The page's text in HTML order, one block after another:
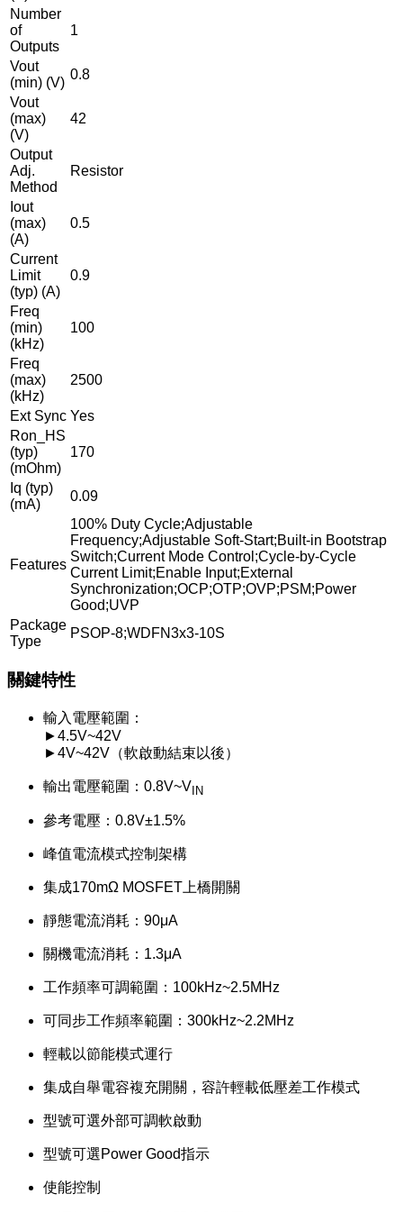
Number
of
Outputs
1
Vout
(min) (V)
0.8
Vout
(max)
(V)
42
Output
Adj.
Method
Resistor
Iout
(max)
(A)
0.5
Current
Limit
(typ) (A)
0.9
Freq
(min)
(kHz)
100
Freq
(max)
(kHz)
2500
Ext Sync Yes
Ron_HS
(typ)
(mOhm)
170
Iq (typ)
(mA)
0.09
Features
100% Duty Cycle;Adjustable
Frequency;Adjustable Soft-Start;Built-in Bootstrap
Switch;Current Mode Control;Cycle-by-Cycle
Current Limit;Enable Input;External
Synchronization;OCP;OTP;OVP;PSM;Power
Good;UVP
Package
Type
PSOP-8;WDFN3x3-10S
關鍵特性
輸入電壓範圍：
►4.5V~42V
►4V~42V（軟啟動結束以後）
輸出電壓範圍：0.8V~V IN
參考電壓：0.8V±1.5%
峰值電流模式控制架構
集成170mΩ MOSFET上橋開關
靜態電流消耗：90μA
關機電流消耗：1.3μA
工作頻率可調範圍：100kHz~2.5MHz
可同步工作頻率範圍：300kHz~2.2MHz
輕載以節能模式運行
集成自舉電容複充開關，容許輕載低壓差工作模式
型號可選外部可調軟啟動
型號可選Power Good指示
使能控制